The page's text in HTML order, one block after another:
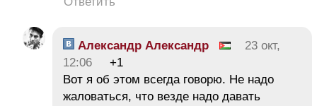
Александр Александр
23 окт,
12:06
+1
Вот я об этом всегда говорю. Не надо
жаловаться, что везде надо давать